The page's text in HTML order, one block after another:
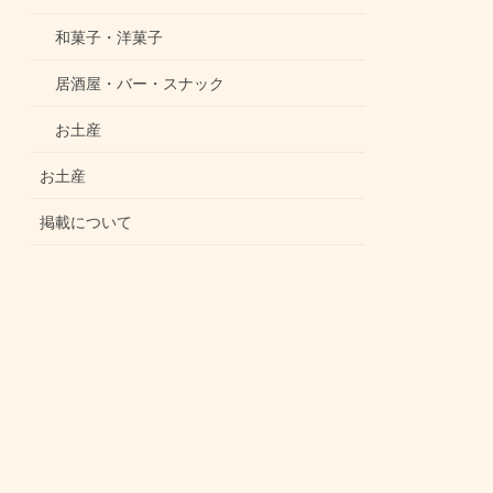
和菓子・洋菓子
居酒屋・バー・スナック
お土産
お土産
掲載について